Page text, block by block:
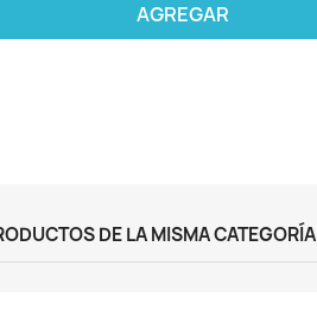
AGREGAR
DE LA MISMA CATEGORÍA